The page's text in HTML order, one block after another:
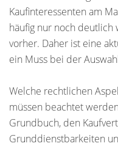
Kaufinteressenten am
häufig nur noch
vorher. Daher ist eine
ein Muss bei der
Welche rechtlichen
müssen beachtet
Grundbuch, den
Grunddienstbarkeiten